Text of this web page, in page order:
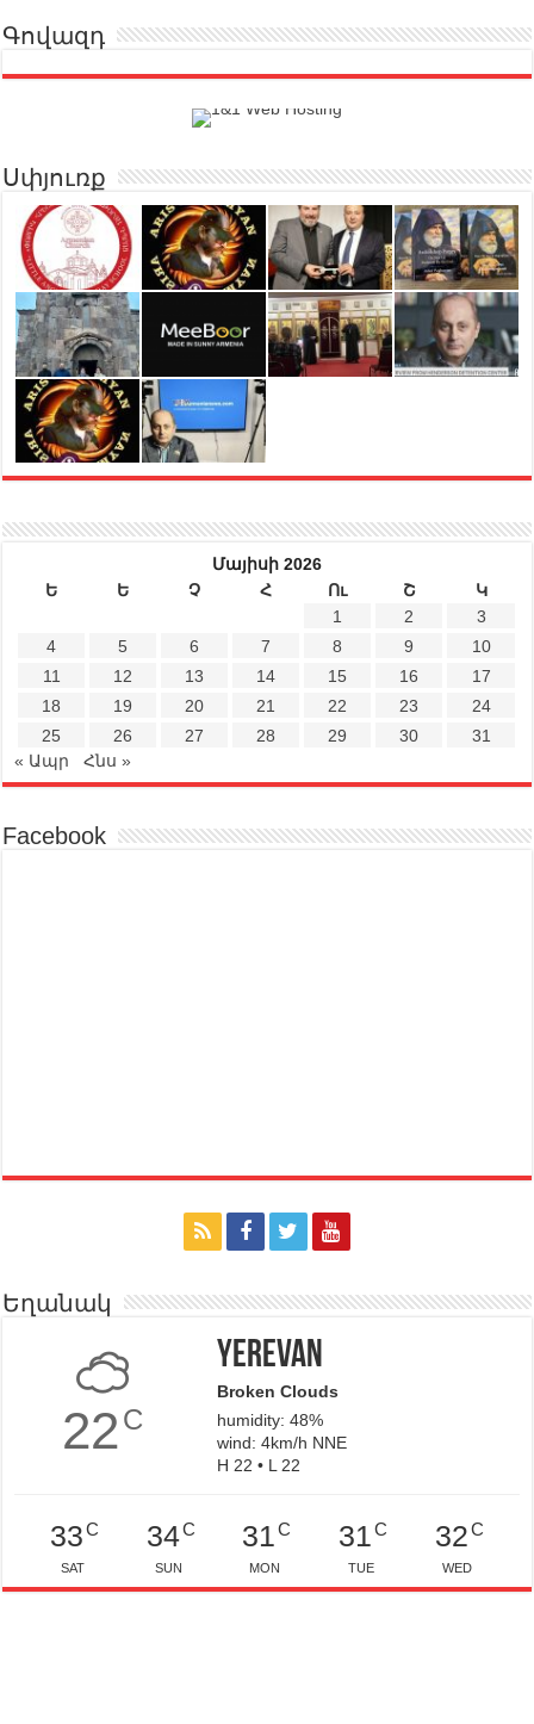
Գովազդ
Սփյուռք
Մայիսի 2026
Ե
Ե Չ Հ Ու Շ
Կ
1
2
3
4
5 6 7 8 9
10
11
12 13 14 15 16
17
18
19 20 21 22 23
24
25
26 27 28 29 30
31
« Ապր
Հնս »
Facebook
Եղանակ
22C
Yerevan
Broken Clouds
humidity: 48%
wind: 4km/h NNE
H 22 • L 22
33C
SAT
34C
SUN
31 C
MON
31C
TUE
32C
WED